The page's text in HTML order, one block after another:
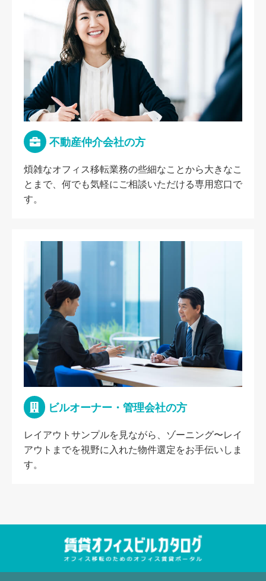
不動産仲介会社の方
煩雑なオフィス移転業務の些細なことから大きなこ
とまで、何でも気軽にご相談いただける専用窓口で
す。
ビルオーナー・管理会社の方
レイアウトサンプルを見ながら、ゾーニング〜レイ
アウトまでを視野に入れた物件選定をお手伝いしま
す。